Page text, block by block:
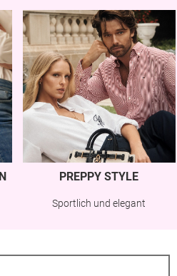
PREPPY STYLE
Sportlich und elegant